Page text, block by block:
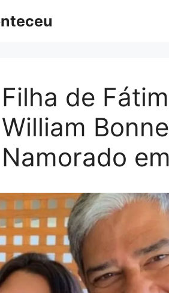
Filha de
William
Namorado